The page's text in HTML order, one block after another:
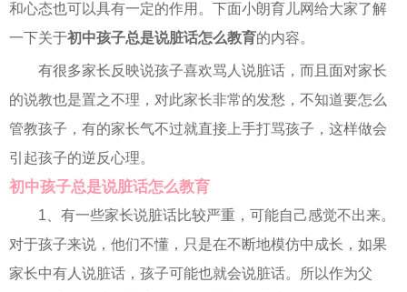
和心态也可以具有一定的作用。下面小朗育儿网给大家了解
一下关于初中孩子总是说脏话怎么教育的内容。
有很多家长反映说孩子喜欢骂人说脏话，而且面对家长
的说教也是置之不理，对此家长非常的发愁，不知道要怎么
管教孩子，有的家长气不过就直接上手打骂孩子，这样做会
引起孩子的逆反心理。
初中孩子总是说脏话怎么教育
1、有一些家长说脏话比较严重，可能自己感觉不出来。
对于孩子来说，他们不懂，只是在不断地模仿中成长，如果
家长中有人说脏话，孩子可能也就会说脏话。所以作为父